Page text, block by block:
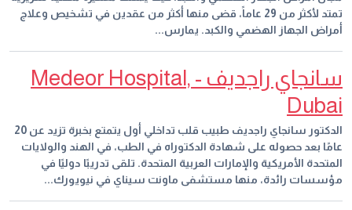
تمتد لأكثر من 29 عاماً، قضى منها أكثر من عقدين في تشخيص وعلاج
أمراض الجهاز الهضمي والكبد. يمارس...
سانجاي راجديف - Medeor Hospital,
Dubai
الدكتور سانجاي راجديف طبيب قلب تداخلي أول يتمتع بخبرة تزيد عن 20
عامًا بعد حصوله على شهادة الدكتوراه في الطب، في الهند والولايات
المتحدة الأمريكية والإمارات العربية المتحدة. تلقى تدريبًا دوليًا في
مؤسسات رائدة، منها مستشفى ماونت سيناي في نيويورك...